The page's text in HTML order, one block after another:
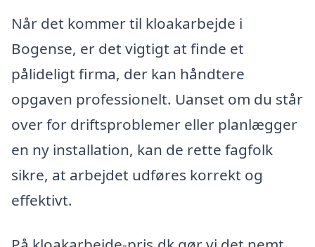
Når det kommer til kloakarbejde i
Bogense, er det vigtigt at finde et
pålideligt firma, der kan håndtere
opgaven professionelt. Uanset om du står
over for driftsproblemer eller planlægger
en ny installation, kan de rette fagfolk
sikre, at arbejdet udføres korrekt og
effektivt.